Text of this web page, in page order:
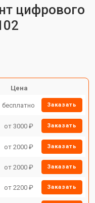
цифрового
Цена
бесплатно Заказать
от 3000 ₽ Заказать
от 2000 ₽ Заказать
от 2000 ₽ Заказать
от 2200 ₽ Заказать